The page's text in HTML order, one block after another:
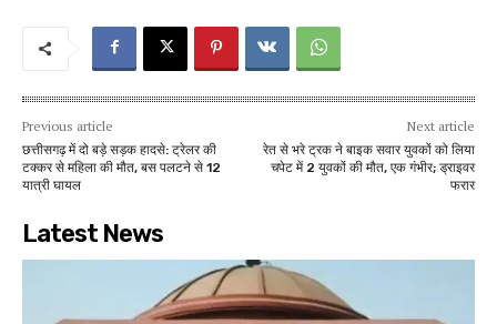
Previous article
छत्तीसगढ़ में दो बड़े सड़क हादसे: ट्रेलर की
टक्कर से महिला की मौत, बस पलटने से 12
यात्री घायल
Next article
रेत से भरे ट्रक ने बाइक सवार युवकों को लिया
चपेट में 2 युवकों की मौत, एक गंभीर; ड्राइवर
फरार
Latest News